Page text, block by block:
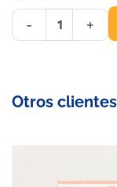
- +
Otros